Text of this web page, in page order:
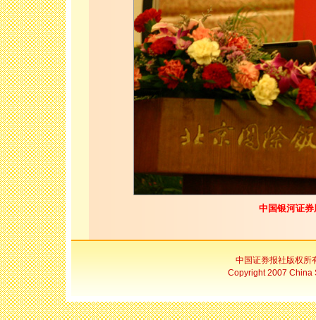
中国银河证
中国证券报社版权所
Copyright 2007 China